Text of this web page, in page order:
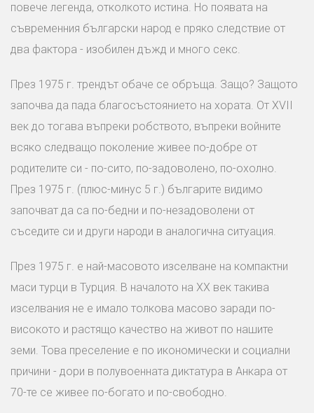
повече легенда, отколкото истина. Но появата на
съвременния български народ е пряко следствие от
два фактора - изобилен дъжд и много секс.
През 1975 г. трендът обаче се обръща. Защо? Защото
започва да пада благосъстоянието на хората. От XVII
век до тогава въпреки робството, въпреки войните
всяко следващо поколение живее по-добре от
родителите си - по-сито, по-задоволено, по-охолно.
През 1975 г. (плюс-минус 5 г.) българите видимо
започват да са по-бедни и по-незадоволени от
съседите си и други народи в аналогична ситуация.
През 1975 г. е най-масовото изселване на компактни
маси турци в Турция. В началото на ХХ век такива
изселвания не е имало толкова масово заради по-
високото и растящо качество на живот по нашите
земи. Това преселение е по икономически и социални
причини - дори в полувоенната диктатура в Анкара от
70-те се живее по-богато и по-свободно.